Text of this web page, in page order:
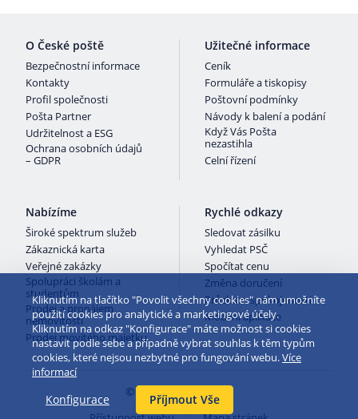
O České poště
Bezpečnostní informace
Kontakty
Profil společnosti
Pošta Partner
Udržitelnost a ESG
Ochrana osobních údajů
– GDPR
Užitečné informace
Ceník
Formuláře a tiskopisy
Poštovní podmínky
Návody k balení a podání
Když Vás Pošta
nezastihla
Celní řízení
Nabízíme
Široké spektrum služeb
Zákaznická karta
Veřejné zakázky
Spolupráci školám a
studentům
Prodej a pronájem
nemovitostí
Prodej movitého majetku
Rychlé odkazy
Sledovat zásilku
Vyhledat PSČ
Spočítat cenu
Změna doručení
Průzkum spokojenosti
Mobilní aplikace
© 2026 Česká pošta
Kliknutím na tlačítko "Povolit všechny cookies" nám umožníte
použití cookies pro analytické a marketingové účely.
Kliknutím na odkaz "Konfigurace" máte možnost si cookies
nastavit podle sebe a případně vybrat souhlas k těm typům
cookies, které nejsou nezbytné pro fungování webu.Více
informací
Konfigurace Příjmout Vše